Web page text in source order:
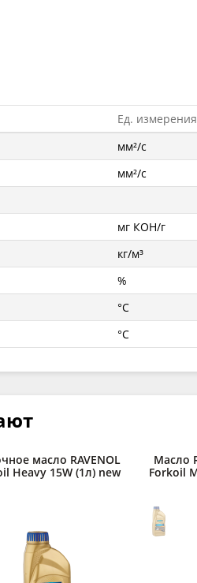
Ед. измерения
мм²/с
мм²/с
мг КОН/г
кг/м³
%
°C
°C
масло RAVENOL
Heavy 15W (1л) new
Масло
Forkoil